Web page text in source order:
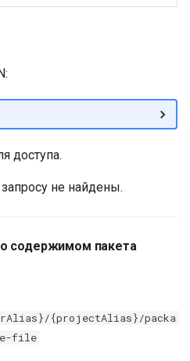
доступа.
не найдены.
содержимом пакета
{projectAlias}/packa
file